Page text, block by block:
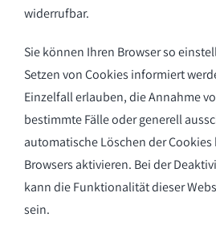
widerrufbar.
Sie können Ihren Browser so
Setzen von Cookies informiert
Einzelfall erlauben, die Annahme
bestimmte Fälle oder generell
automatische Löschen der
Browsers aktivieren. Bei der
kann die Funktionalität dieser
sein.